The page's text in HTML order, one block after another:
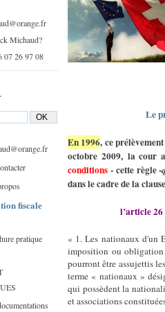
Michaud?
07 26 97 08
fiscale
pratique
Le
En 1996, ce
octobre 2009, la cour
conditions - cette règle -
dans le cadre de la
l’article 26
« 1. Les nationaux d'un
imposition ou
pourront être assujettis
terme « nationaux »
qui possèdent la
et associations